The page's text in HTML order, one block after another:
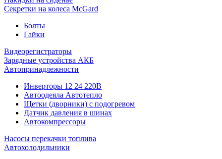
Секретки на колеса McGard
Болты
Гайки
Видеорегистраторы
Зарядные устройства АКБ
Автопринадлежности
Инверторы 12 24 220В
Автоодеяла Автотепло
Щетки (дворники) с подогревом
Датчик давления в шинах
Автокомпрессоры
Насосы перекачки топлива
Автохолодильники